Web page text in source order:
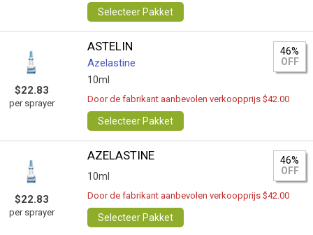
Selecteer Pakket
$22.83
per sprayer
ASTELIN
Azelastine
10ml
46%
OFF
Door de fabrikant aanbevolen verkoopprijs $42.00
Selecteer Pakket
$22.83
per sprayer
AZELASTINE
10ml
46%
OFF
Door de fabrikant aanbevolen verkoopprijs $42.00
Selecteer Pakket